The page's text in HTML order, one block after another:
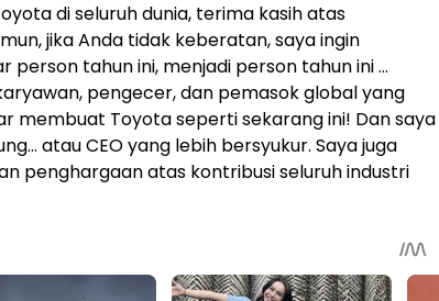
di seluruh dunia, terima kasih atas
jika Anda tidak keberatan, saya ingin
person tahun ini, menjadi person tahun ini …
pengecer, dan pemasok global yang
membuat Toyota seperti sekarang ini! Dan saya
atau CEO yang lebih bersyukur. Saya juga
penghargaan atas kontribusi seluruh industri